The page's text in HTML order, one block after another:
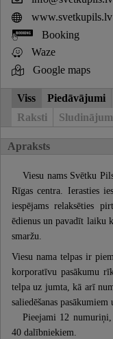
www.svetkupils.lv
Booking
Waze
Google maps
Viss Piedāvājumi
Raksti
Apraksts
Viesu nams Svētku
Rīgas centra. Ierasties
iespējams relaksēties
ēdienus un pavadīt laiku
smaržu.
Viesu nama telpas ir
korporatīvu pasākumu
telpa uz jumta, kā arī
saliedēšanas pasākumiem
Pieejami 12
40 dalībniekiem.